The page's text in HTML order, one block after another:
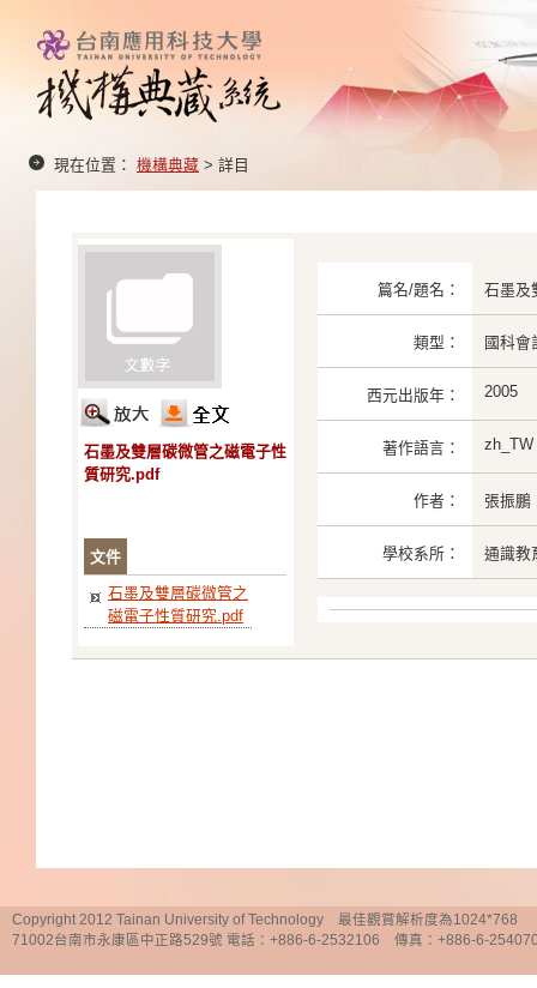
現在位置： 機構典藏 > 詳目
石墨及雙層碳微管之磁電子性
質研究.pdf
文件
石墨及雙層碳微管之
磁電子性質研究.pdf
篇名/題名： 石墨及
類型： 國科會
西元出版年： 2005
著作語言： zh_TW
作者： 張振鵬
學校系所： 通識教
Copyright 2012 Tainan University of Technology 最佳觀賞解析度為1024*768
71002台南市永康區中正路529號 電話：+886-6-2532106 傳真：+886-6-